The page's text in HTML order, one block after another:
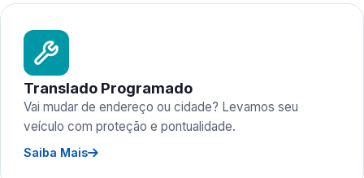
Translado Programado
Vai mudar de endereço ou cidade? Levamos seu
veículo com proteção e pontualidade.
Saiba Mais